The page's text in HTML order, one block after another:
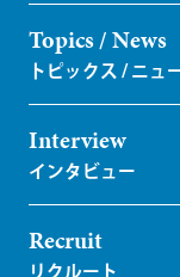
Topics / News
Interview
Recruit